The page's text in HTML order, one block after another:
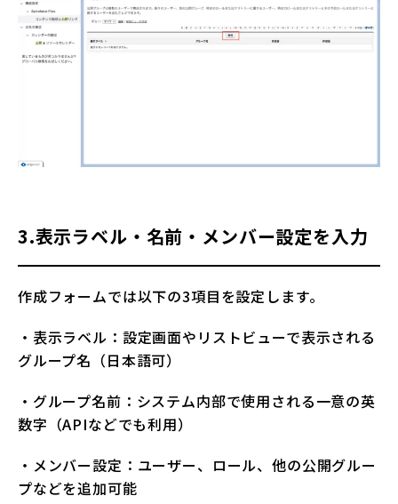
3.表示ラベル・名前・メンバー設定を入力
作成フォームでは以下の3項目を設定します。
・表示ラベル：設定画面やリストビューで表示される
グループ名（日本語可）
・グループ名前：システム内部で使用される一意の英
数字（APIなどでも利用）
・メンバー設定：ユーザー、ロール、他の公開グルー
プなどを追加可能